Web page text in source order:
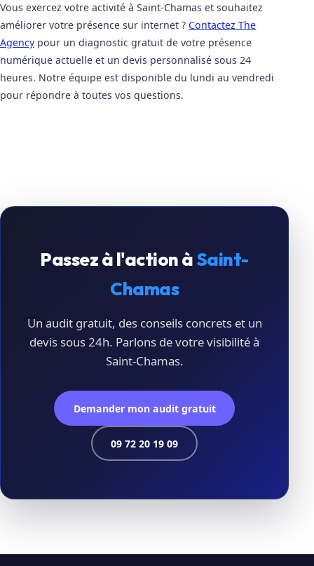
Vous exercez votre activité à Saint-Chamas et souhaitez
améliorer votre présence sur internet ? Contactez The
Agency pour un diagnostic gratuit de votre présence
numérique actuelle et un devis personnalisé sous 24
heures. Notre équipe est disponible du lundi au vendredi
pour répondre à toutes vos questions.
Passez à l'action àSaint-
Chamas
Un audit gratuit, des conseils concrets et un
devis sous 24h. Parlons de votre visibilité à
Saint-Chamas.
Demander mon audit gratuit
09 72 20 19 09